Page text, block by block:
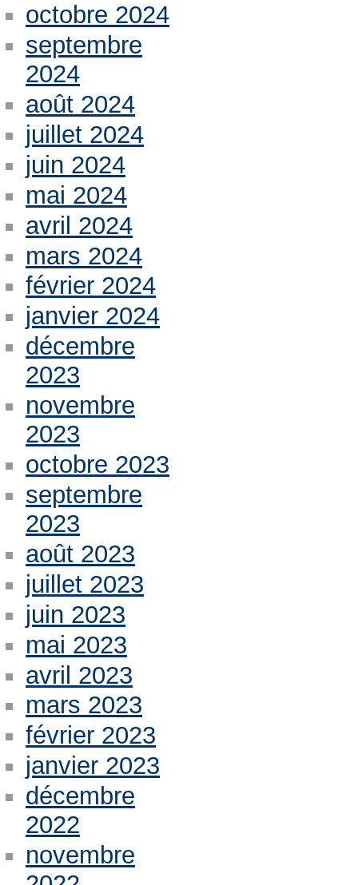
octobre 2024
septembre
2024
août 2024
juillet 2024
juin 2024
mai 2024
avril 2024
mars 2024
février 2024
janvier 2024
décembre
2023
novembre
2023
octobre 2023
septembre
2023
août 2023
juillet 2023
juin 2023
mai 2023
avril 2023
mars 2023
février 2023
janvier 2023
décembre
2022
novembre